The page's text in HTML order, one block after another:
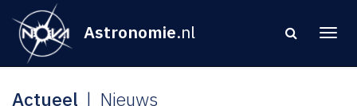
Astronomie.nl
Actueel Nieuws